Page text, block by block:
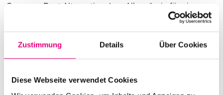
Zustimmung Details Über Cookies
Diese Webseite verwendet Cookies
Grammy „Best Alternative Jazz Album“ wie für sie
geschaffen wirkt. Natürlich hat sie ihn dann auch
gleich gewonnen. Und wenn sie über den Sinn des
Lebens sagt: „Man sollte versuchen durchzukommen,
ohne sich oder andere zu verletzen“, ist das durchaus
als Statement zu unserem Festival-Motto „Healing“ zu